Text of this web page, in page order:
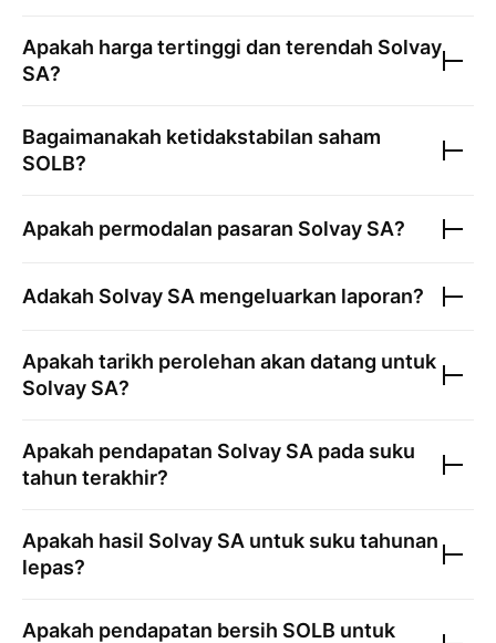
Apakah harga tertinggi dan terendah Solvay
SA?
Bagaimanakah ketidakstabilan saham
SOLB?
Apakah permodalan pasaran Solvay SA?
Adakah Solvay SA mengeluarkan laporan?
Apakah tarikh perolehan akan datang untuk
Solvay SA?
Apakah pendapatan Solvay SA pada suku
tahun terakhir?
Apakah hasil Solvay SA untuk suku tahunan
lepas?
Apakah pendapatan bersih SOLB untuk